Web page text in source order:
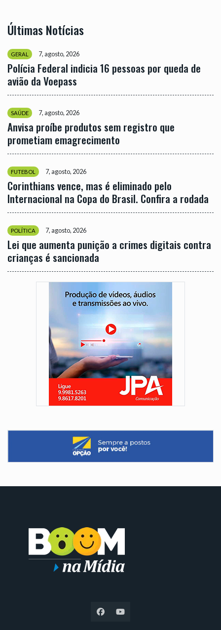
Últimas Notícias
GERAL 7, agosto, 2026
Polícia Federal indicia 16 pessoas por queda de
avião da Voepass
SAÚDE 7, agosto, 2026
Anvisa proíbe produtos sem registro que
prometiam emagrecimento
FUTEBOL 7, agosto, 2026
Corinthians vence, mas é eliminado pelo
Internacional na Copa do Brasil. Confira a rodada
POLÍTICA 7, agosto, 2026
Lei que aumenta punição a crimes digitais contra
crianças é sancionada